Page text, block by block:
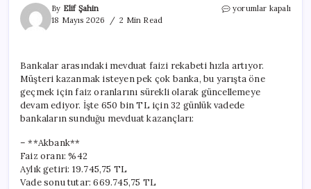
By Elif Şahin
18 Mayıs 2026
2 Min Read
Banka
650
Bin
TL’nin
Aylık
yorumlar kapalı
Bankalar arasındaki mevduat faizi rekabeti hızla artıyor.
Müşteri kazanmak isteyen pek çok banka, bu yarışta öne
geçmek için faiz oranlarını sürekli olarak güncellemeye
devam ediyor. İşte 650 bin TL için 32 günlük vadede
bankaların sunduğu mevduat kazançları:
– **Akbank**
Faiz oranı: %42
Aylık getiri: 19.745,75 TL
Vade sonu tutar: 669.745,75 TL